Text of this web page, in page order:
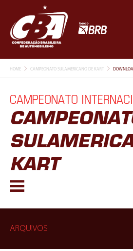
HOME CAMPEONATO SULAMERICANO DE KART
CAMPEONATO
KART
ARQUIVOS